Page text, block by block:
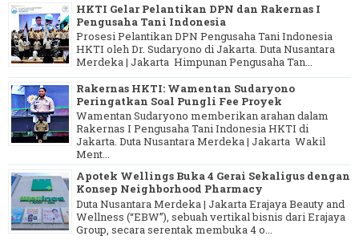
HKTI Gelar Pelantikan DPN dan Rakernas I
Pengusaha Tani Indonesia
Prosesi Pelantikan DPN Pengusaha Tani Indonesia
HKTI oleh Dr. Sudaryono di Jakarta. Duta Nusantara
Merdeka | Jakarta Himpunan Pengusaha Tan...
Rakernas HKTI: Wamentan Sudaryono
Peringatkan Soal Pungli Fee Proyek
Wamentan Sudaryono memberikan arahan dalam
Rakernas I Pengusaha Tani Indonesia HKTI di
Jakarta. Duta Nusantara Merdeka | Jakarta Wakil
Ment...
Apotek Wellings Buka 4 Gerai Sekaligus dengan
Konsep Neighborhood Pharmacy
Duta Nusantara Merdeka | Jakarta Erajaya Beauty and
Wellness (“EBW”), sebuah vertikal bisnis dari Erajaya
Group, secara serentak membuka 4 o...